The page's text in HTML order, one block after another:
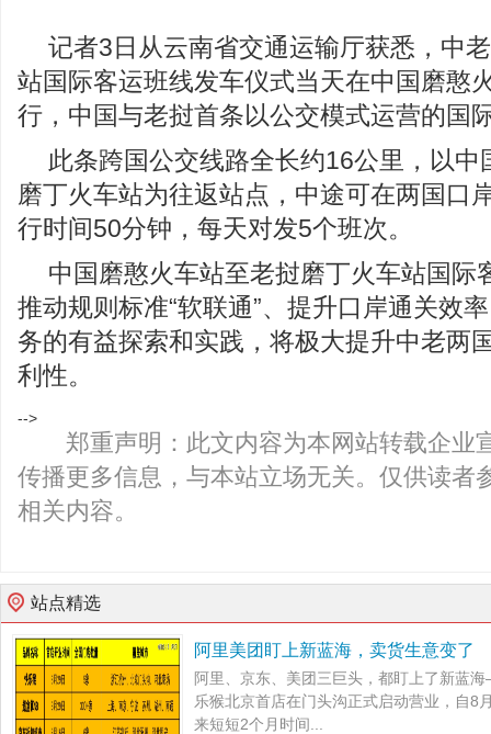
记者3日从云南省交通运输厅获悉，中
站国际客运班线发车仪式当天在中国磨憨
行，中国与老挝首条以公交模式运营的国
此条跨国公交线路全长约16公里，以中
磨丁火车站为往返站点，中途可在两国口
行时间50分钟，每天对发5个班次。
中国磨憨火车站至老挝磨丁火车站国际
推动规则标准“软联通”、提升口岸通关效
务的有益探索和实践，将极大提升中老两
利性。
-->
郑重声明：此文内容为本网站转载企业
传播更多信息，与本站立场无关。仅供读者
相关内容。
站点精选
阿里美团盯上新蓝海，卖货生意变了
阿里、京东、美团三巨头，都盯上了新蓝
乐猴北京首店在门头沟正式启动营业，自8
来短短2个月时间...